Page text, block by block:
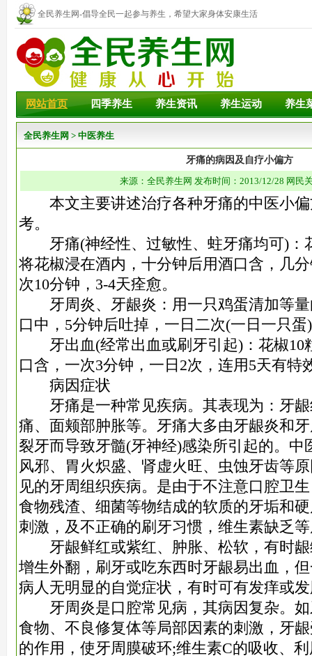
全民养生网-倡导全民一起参与养生，希望大家身体安康生活
幸福！
网站首页 四季养生 养生资讯 养生运动 养生
全民养生网 > 中医养生
牙痛的病因及自疗小偏方
来源：全民养生网 发布时间：2013/12/28 网民
本文主要讲述治疗各种牙痛的中医小偏
考。
牙痛(神经性、过敏性、蛀牙痛均可)：
将花椒浸在酒内，十分钟后用酒口含，几
次10分钟，3-4天痊愈。
牙周炎、牙龈炎：用一只鸡蛋清加等量
口中，5分钟后吐掉，一日二次(一日一只
牙出血(经常出血或刷牙引起)：花椒10
口含，一次3分钟，一日2次，连用5天有特
病因症状
牙痛是一种常见疾病。其表现为：牙龈
痛、面颊部肿胀等。牙痛大多由牙龈炎和
裂牙而导致牙髓(牙神经)感染所引起的。中
风邪、胃火炽盛、肾虚火旺、虫蚀牙齿等
见的牙周组织疾病。是由于不注意口腔卫
食物残渣、细菌等物结成的软质的牙垢和
刺激，及不正确的刷牙习惯，维生素缺乏
牙龈鲜红或紫红、肿胀、松软，有时龈
增生外翻，刷牙或吃东西时牙龈易出血，
病人无明显的自觉症状，有时可有发痒或
牙周炎是口腔常见病，其病因复杂。如
食物、不良修复体等局部因素的刺激，牙
的作用，使牙周膜破环;维生素C的吸收、